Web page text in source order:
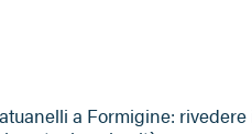
a Formigine: